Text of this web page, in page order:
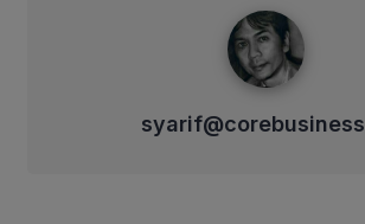
syarif@corebusiness